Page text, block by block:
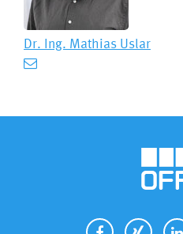
Dr. Ing. Mathias Uslar